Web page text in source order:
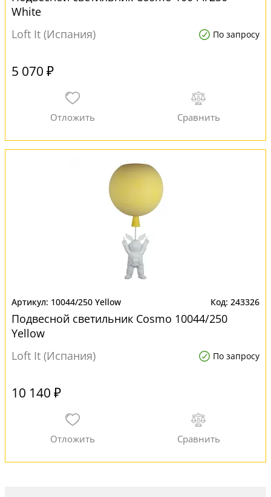
White
Loft It (Испания)
По запросу
5 070 ₽
10044/250 Yellow 243326
Подвесной светильник Cosmo 10044/250
Yellow
Loft It (Испания)
По запросу
10 140 ₽